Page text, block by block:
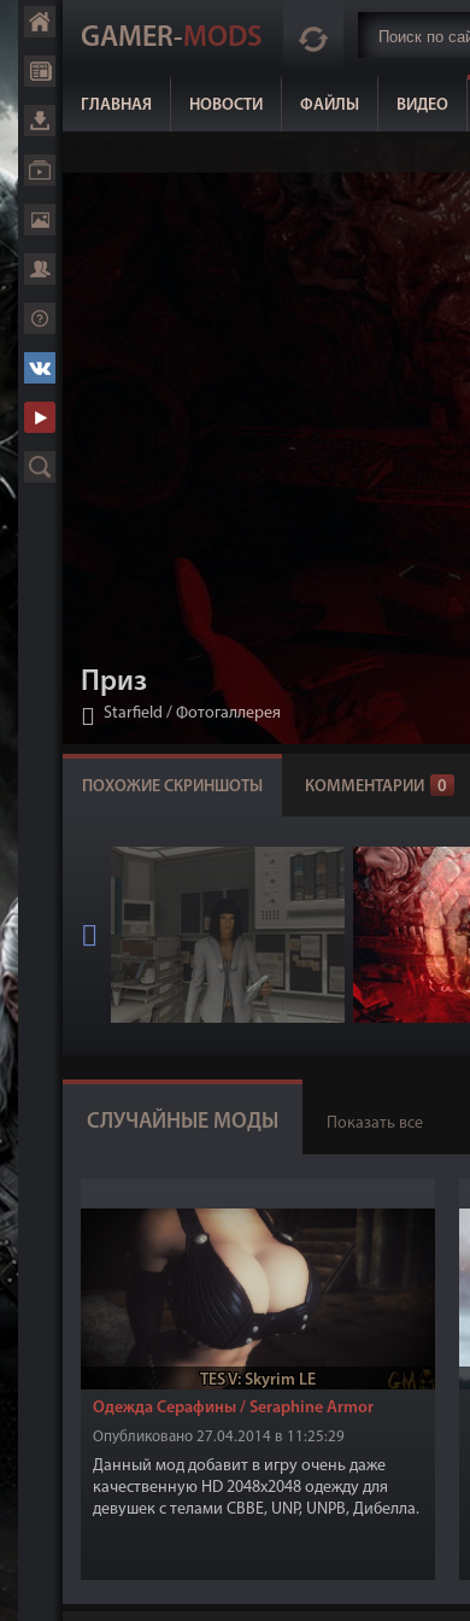
GAMER-MODS
ГЛАВНАЯ НОВОСТИ ФАЙЛЫ ВИДЕО
Приз
Starfield / Фотогаллерея
ПОХОЖИЕ СКРИНШОТЫ КОММЕНТАРИИ 0
СЛУЧАЙНЫЕ МОДЫ Показать все
TES V: Skyrim LE
Одежда Серафины / Seraphine Armor
Опубликовано 27.04.2014 в 11:25:29
Данный мод добавит в игру очень даже
качественную HD 2048x2048 одежду для
девушек с телами CBBE, UNP, UNPB, Дибелла.